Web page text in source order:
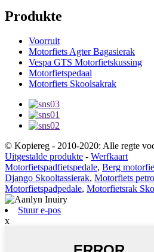
Produkte
Voorruit
Motorfiets Agter Bagasierak
Vespa GTS Motorfietskussing
Motorfietspedaal
Motorfiets Skoolsakrak
© Kopiereg - 2010-2020: Alle regte
Uitgestalde produkte - Werfkaart
Motorfietspadfietspedale, Berg
Django Skooltassierak, Motorfiets
Motorfietspadpedale, Motorfietsrak
Stuur e-pos
x